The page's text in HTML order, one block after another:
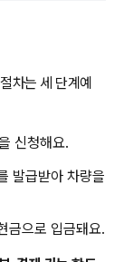
차는 세 단계예
신청해요.
발급받아 차량을
금으로 입금돼요.